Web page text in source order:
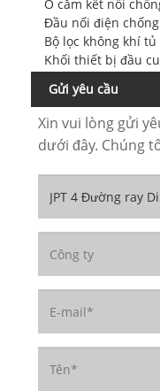
Ổ cắm kết nối
Đầu nối điện
Bộ lọc không khí tủ
Khối thiết bị đầu
Gửi yêu cầu
Xin vui lòng gửi
dưới đây. Chúng